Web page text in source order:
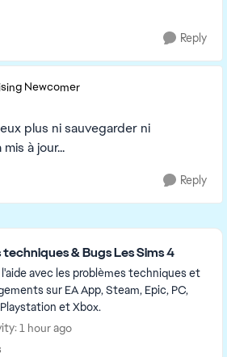
Reply
Newcomer
plus ni sauvegarder ni
à jour...
Reply
& Bugs Les Sims 4
avec les problèmes techniques et
sur EA App, Steam, Epic, PC,
et Xbox.
1 hour ago